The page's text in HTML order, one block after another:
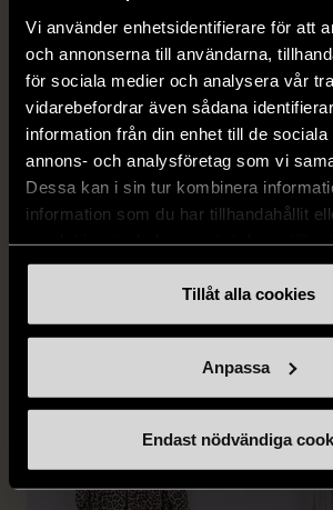
Vi använder enhetsidentifierare för att
och annonserna till användarna,
för sociala medier och analysera vår
vidarebefordrar även sådana
information från din enhet till de sociala
annons- och analysföretag som vi
Dessa kan i sin tur kombinera
information som du har tillhandahållit
Tillåt alla cookies
Anpassa
Endast nödvändiga
1/5
SNÖ OF SWEDEN
SNÖ of Sweden -
Halsband med
RODEBJER
Rodebjer
med